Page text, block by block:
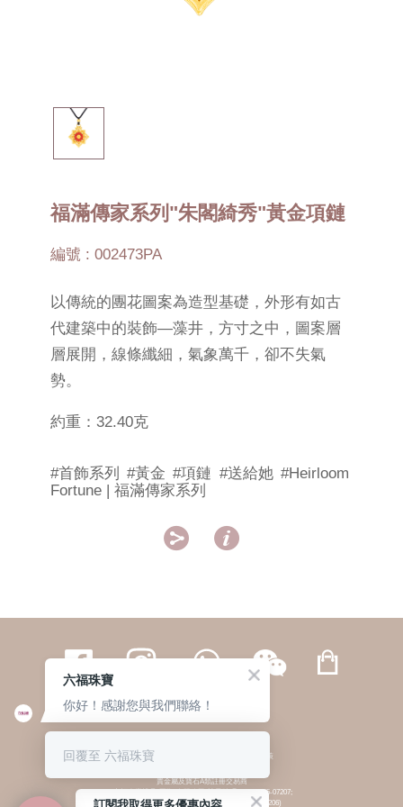
福滿傳家系列"朱閣綺秀"黃金項鏈
編號 : 002473PA
以傳統的團花圖案為造型基礎，外形有如古
代建築中的裝飾—藻井，方寸之中，圖案層
層展開，線條纖細，氣象萬千，卻不失氣
勢。
約重：32.40克
#首飾系列 #黃金 #項鏈 #送給她 #Heirloom
Fortune | 福滿傳家系列
 
繁體 | 簡体
© 六福集團 版權所有 不得轉載 私隱政策
貴金屬及寶石A類註冊交易商
(六福企業禮品(國際)有限公司-註冊號碼:A-B-24-05-07207;
六福電子商貿有限公司-註冊號碼:A-B-24-05-07206)
六福珠寶
你好！感謝您與我們聯絡！
回覆至 六福珠寶